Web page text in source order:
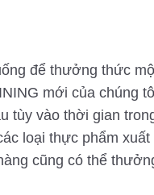
để thưởng thức
mới của chúng
tùy vào thời gian
loại thực phẩm
cũng có thể